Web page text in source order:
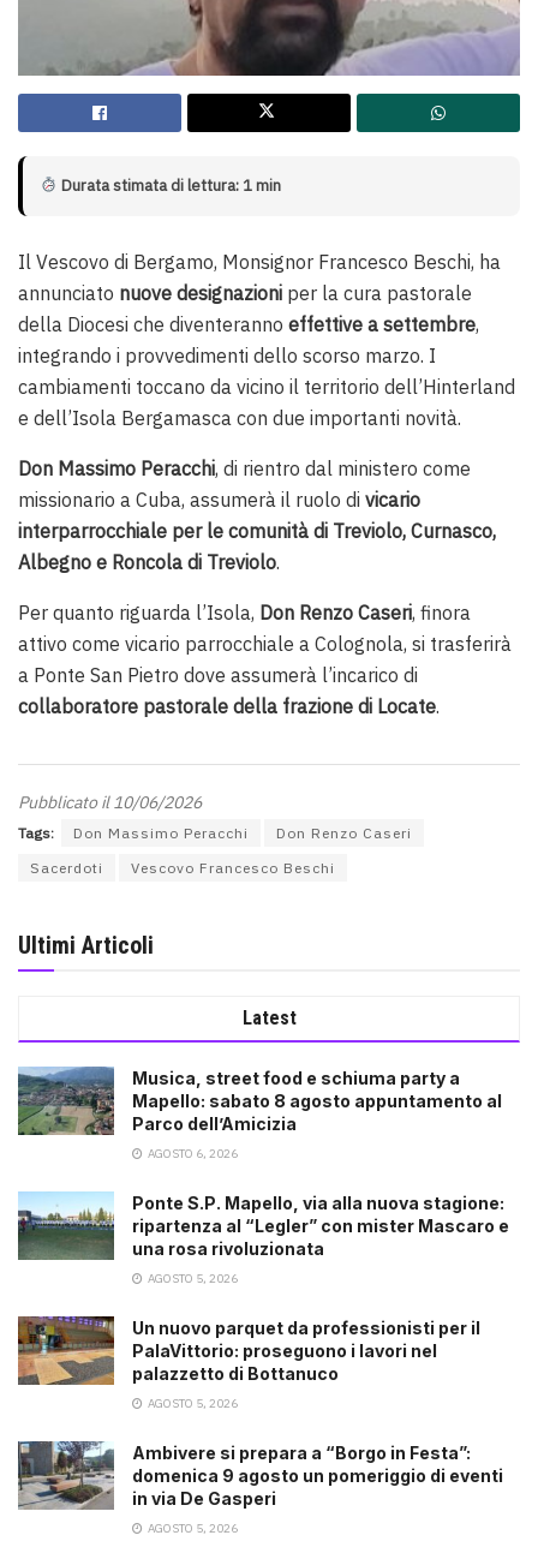
Durata stimata di lettura: 1 min
Il Vescovo di Bergamo, Monsignor Francesco Beschi, ha
annunciato nuove designazioni per la cura pastorale
della Diocesi che diventeranno effettive a settembre,
integrando i provvedimenti dello scorso marzo. I
cambiamenti toccano da vicino il territorio dell’Hinterland
e dell’Isola Bergamasca con due importanti novità.
Don Massimo Peracchi, di rientro dal ministero come
missionario a Cuba, assumerà il ruolo di vicario
interparrocchiale per le comunità di Treviolo, Curnasco,
Albegno e Roncola di Treviolo.
Per quanto riguarda l’Isola, Don Renzo Caseri, finora
attivo come vicario parrocchiale a Colognola, si trasferirà
a Ponte San Pietro dove assumerà l’incarico di
collaboratore pastorale della frazione di Locate.
Pubblicato il 10/06/2026
Tags: Don Massimo Peracchi
Don Renzo Caseri
Sacerdoti
Vescovo Francesco Beschi
Ultimi Articoli
Latest
Musica, street food e schiuma party a
Mapello: sabato 8 agosto appuntamento al
Parco dell’Amicizia
AGOSTO 6, 2026
Ponte S.P. Mapello, via alla nuova stagione:
ripartenza al “Legler” con mister Mascaro e
una rosa rivoluzionata
AGOSTO 5, 2026
Un nuovo parquet da professionisti per il
PalaVittorio: proseguono i lavori nel
palazzetto di Bottanuco
AGOSTO 5, 2026
Ambivere si prepara a “Borgo in Festa”:
domenica 9 agosto un pomeriggio di eventi
in via De Gasperi
AGOSTO 5, 2026